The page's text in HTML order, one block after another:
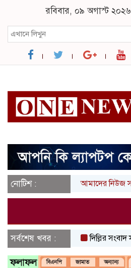
রবিবার, ০৯ অগাস্ট
নোটিশ : আমাদের নিউজ সাইটে
সর্বশেষ খবর :
দিল্লির সংবাদ